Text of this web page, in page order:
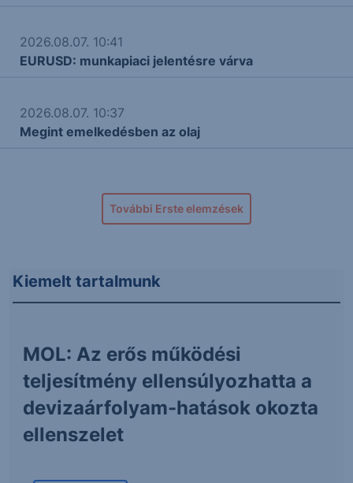
2026.08.07. 10:41
EURUSD: munkapiaci jelentésre várva
2026.08.07. 10:37
Megint emelkedésben az olaj
További Erste elemzések
Kiemelt tartalmunk
MOL: Az erős működési
teljesítmény ellensúlyozhatta a
devizaárfolyam-hatások okozta
ellenszelet